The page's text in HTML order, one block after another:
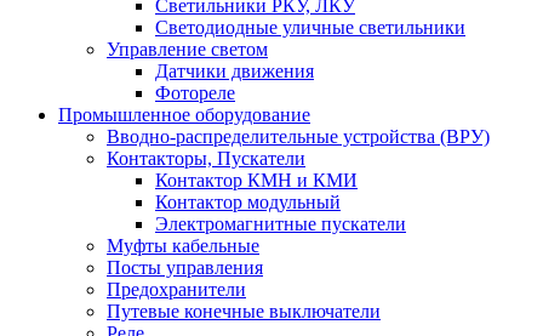
Светильники РКУ, ЛКУ
Светодиодные уличные светильники
Управление светом
Датчики движения
Фотореле
Промышленное оборудование
Вводно-распределительные устройства (ВРУ)
Контакторы, Пускатели
Контактор КМН и КМИ
Контактор модульный
Электромагнитные пускатели
Муфты кабельные
Посты управления
Предохранители
Путевые конечные выключатели